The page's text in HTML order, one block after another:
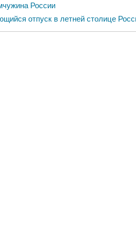
России
отпуск в летней столице